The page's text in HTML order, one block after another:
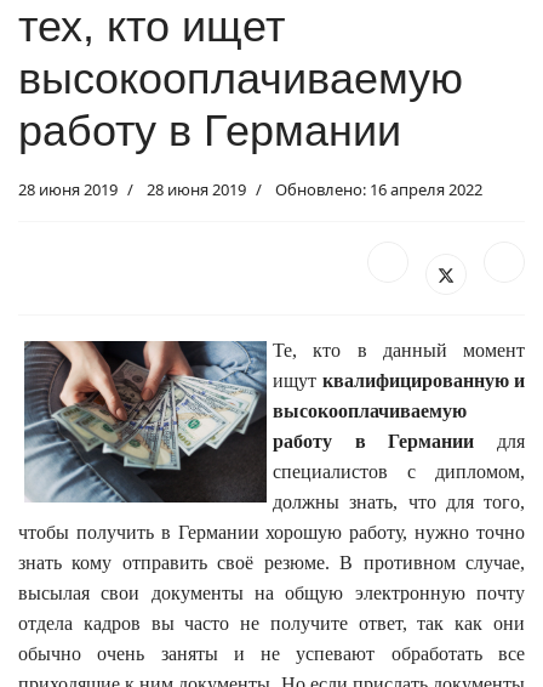
тех, кто ищет
высокооплачиваемую
работу в Германии
28 июня 2019 28 июня 2019 Обновлено: 16 апреля 2022
Те, кто в данный момент
ищут квалифицированную и
высокооплачиваемую
работу в Германии для
специалистов с дипломом,
должны знать, что для того,
чтобы получить в Германии хорошую работу, нужно точно
знать кому отправить своё резюме. В противном случае,
высылая свои документы на общую электронную почту
отдела кадров вы часто не получите ответ, так как они
обычно очень заняты и не успевают обработать все